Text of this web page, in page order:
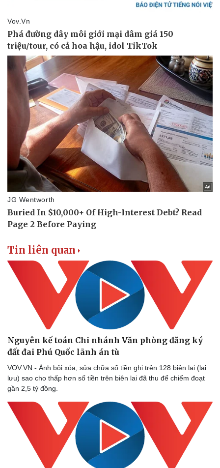
Pháp luật
Tin nóng
Tư vấn luật
Quân sự - Quốc
Việt Nam
Phân tích
Tin liên quan
Nguyên kế toán Chi nhánh Văn phòng đăng ký
đất đai Phú Quốc lãnh án tù
VOV.VN - Ánh bôi xóa, sửa chữa số tiền ghi trên 128 biên lai (lai
lưu) sao cho thấp hơn số tiền trên biên lai đã thu để chiếm đoạt
gần 2,5 tỷ đồng.